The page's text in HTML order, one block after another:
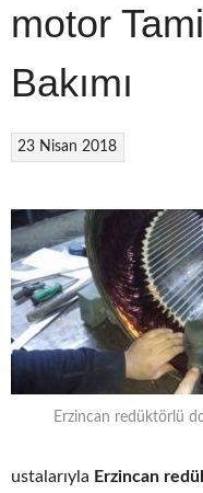
motor
Bakımı
23 Nisan 2018
Erzincan redüktörlü
ustalarıyla Erzincan